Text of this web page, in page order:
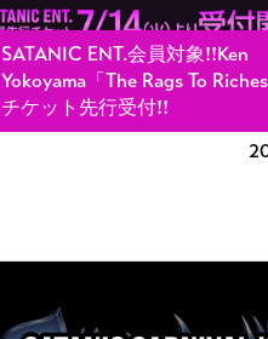
SATANIC ENT.会員対象!!Ken
Yokoyama「The Rags To
チケット先行受付!!